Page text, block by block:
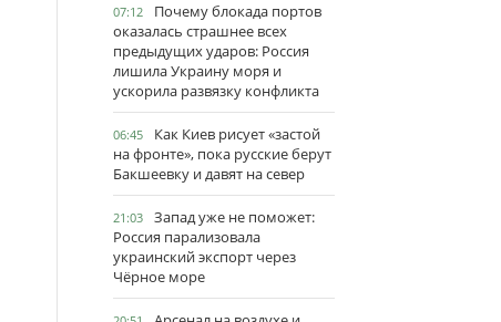
07:12
Почему блокада портов
оказалась страшнее всех
предыдущих ударов: Россия
лишила Украину моря и
ускорила развязку конфликта
06:45
Как Киев рисует «застой
на фронте», пока русские берут
Бакшеевку и давят на север
21:03
Запад уже не поможет:
Россия парализовала
украинский экспорт через
Чёрное море